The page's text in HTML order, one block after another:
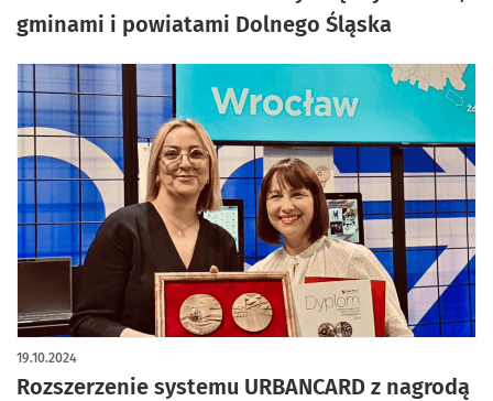
gminami i powiatami Dolnego Śląska
Rozszerzenie systemu URBANCARD z nagrodą
19.10.2024